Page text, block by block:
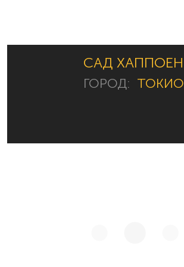
САД ХАППОЕН
ГОРОД: ТОКИО